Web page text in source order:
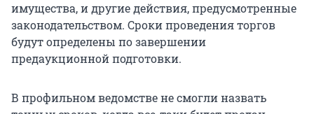
имущества, и другие действия, предусмотренные
законодательством. Сроки проведения торгов
будут определены по завершении
предаукционной подготовки.
В профильном ведомстве не смогли назвать